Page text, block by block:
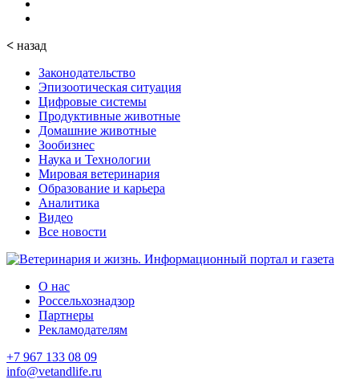
< назад
Законодательство
Эпизоотическая ситуация
Цифровые системы
Продуктивные животные
Домашние животные
Зообизнес
Наука и Технологии
Мировая ветеринария
Образование и карьера
Аналитика
Видео
Все новости
О нас
Россельхознадзор
Партнеры
Рекламодателям
+7 967 133 08 09
info@vetandlife.ru